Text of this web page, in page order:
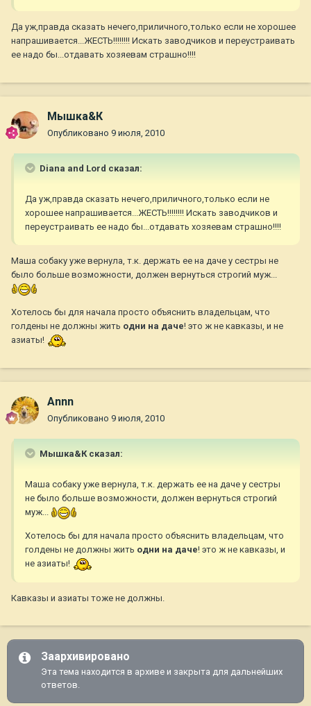
Да уж,правда сказать нечего,приличного,только если не хорошее
напрашивается...ЖЕСТЬ!!!!!!!! Искать заводчиков и переустраивать
ее надо бы...отдавать хозяевам страшно!!!!
Мышка&К
Опубликовано 9 июля, 2010
Diana and Lord сказал:
Да уж,правда сказать нечего,приличного,только если не
хорошее напрашивается...ЖЕСТЬ!!!!!!!! Искать заводчиков и
переустраивать ее надо бы...отдавать хозяевам страшно!!!!
Маша собаку уже вернула, т.к. держать ее на даче у сестры не
было больше возможности, должен вернуться строгий муж...
Хотелось бы для начала просто объяснить владельцам, что
голдены не должны жить одни на даче! это ж не кавказы, и не
азиаты!
Annn
Опубликовано 9 июля, 2010
Мышка&К сказал:
Маша собаку уже вернула, т.к. держать ее на даче у сестры
не было больше возможности, должен вернуться строгий
муж...
Хотелось бы для начала просто объяснить владельцам, что
голдены не должны жить одни на даче! это ж не кавказы, и
не азиаты!
Кавказы и азиаты тоже не должны.
Заархивировано
Эта тема находится в архиве и закрыта для дальнейших
ответов.